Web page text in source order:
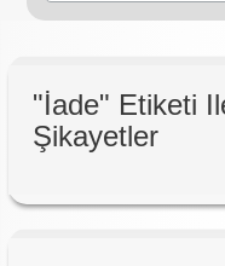
"İade" Etiketi
Şikayetler